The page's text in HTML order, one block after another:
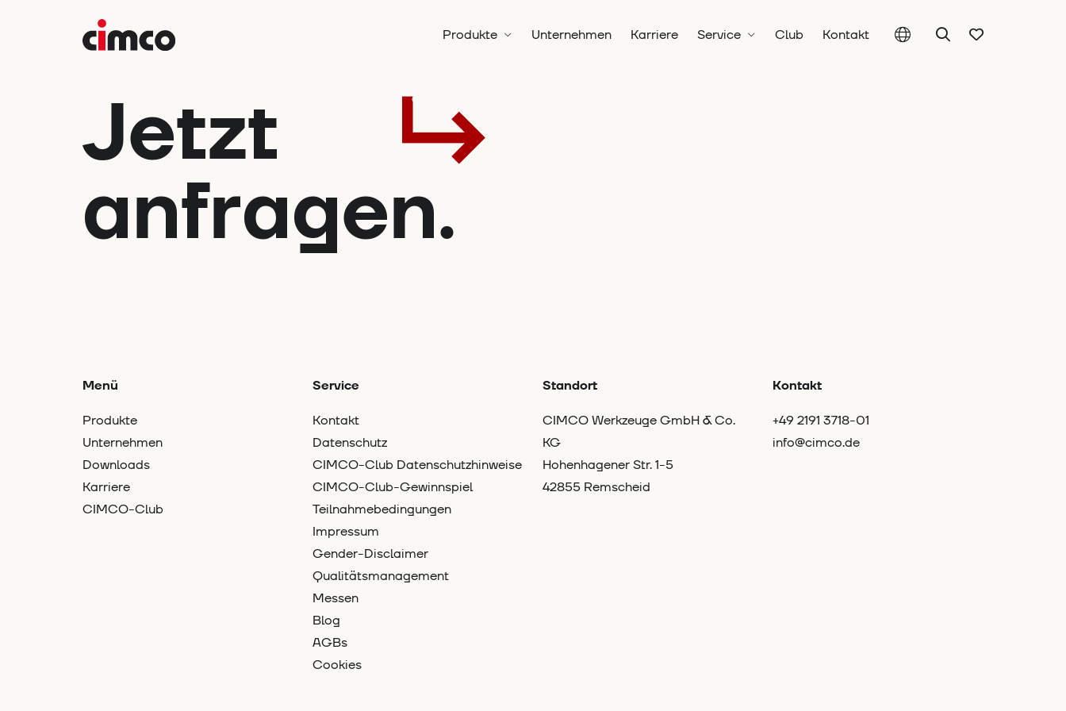
Produkte Unternehmen Karriere Service Club Kontakt
Jetzt
anfragen.
Menü
Produkte
Unternehmen
Downloads
Karriere
CIMCO-Club
Service
Kontakt
Datenschutz
CIMCO-Club Datenschutzhinweise
CIMCO-Club-Gewinnspiel
Teilnahmebedingungen
Impressum
Gender-Disclaimer
Qualitätsmanagement
Messen
Blog
AGBs
Cookies
Standort
CIMCO Werkzeuge GmbH & Co.
KG
Hohenhagener Str. 1-5
42855 Remscheid
Kontakt
+49 2191 3718-01
info@cimco.de